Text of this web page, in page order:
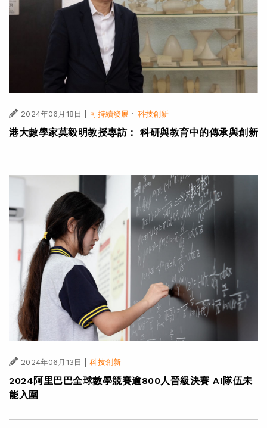
2024年06月18日 | 可持續發展 · 科技創新
港大數學家莫毅明教授專訪： 科研與教育中的傳承與創新
2024年06月13日 | 科技創新
2024阿里巴巴全球數學競賽逾800人晉級決賽 AI隊伍未
能入圍